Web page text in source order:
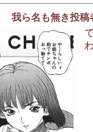
我ら名も無き投稿